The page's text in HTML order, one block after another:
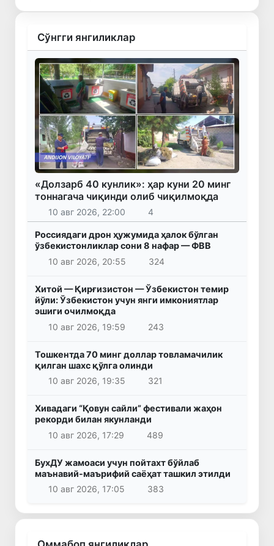
Сўнгги янгиликлар
«Долзарб 40 кунлик»: ҳар куни 20 минг
тоннагача чиқинди олиб чиқилмоқда
10 авг 2026, 22:00 4
Россиядаги дрон ҳужумида ҳалок бўлган
ўзбекистонликлар сони 8 нафар — ФВВ
10 авг 2026, 20:55
324
Хитой — Қирғизистон — Ўзбекистон темир
йўли: Ўзбекистон учун янги имкониятлар
эшиги очилмоқда
10 авг 2026, 19:59
243
Тошкентда 70 минг доллар товламачилик
қилган шахс қўлга олинди
10 авг 2026, 19:35
321
Хивадаги “Қовун сайли” фестивали жаҳон
рекорди билан якунланди
10 авг 2026, 17:29
489
БухДУ жамоаси учун пойтахт бўйлаб
маънавий-маърифий саёҳат ташкил этилди
10 авг 2026, 17:05
383